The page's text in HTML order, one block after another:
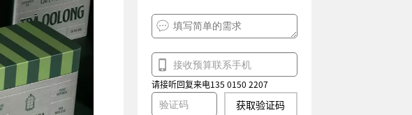
请接听回复来电135 0150 2207
获取验证码